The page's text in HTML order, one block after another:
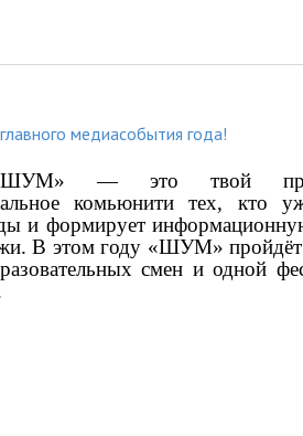
медиасобытия года!
— это твой
комьюнити тех, кто
и формирует
В этом году «ШУМ» пройдёт
смен и одной